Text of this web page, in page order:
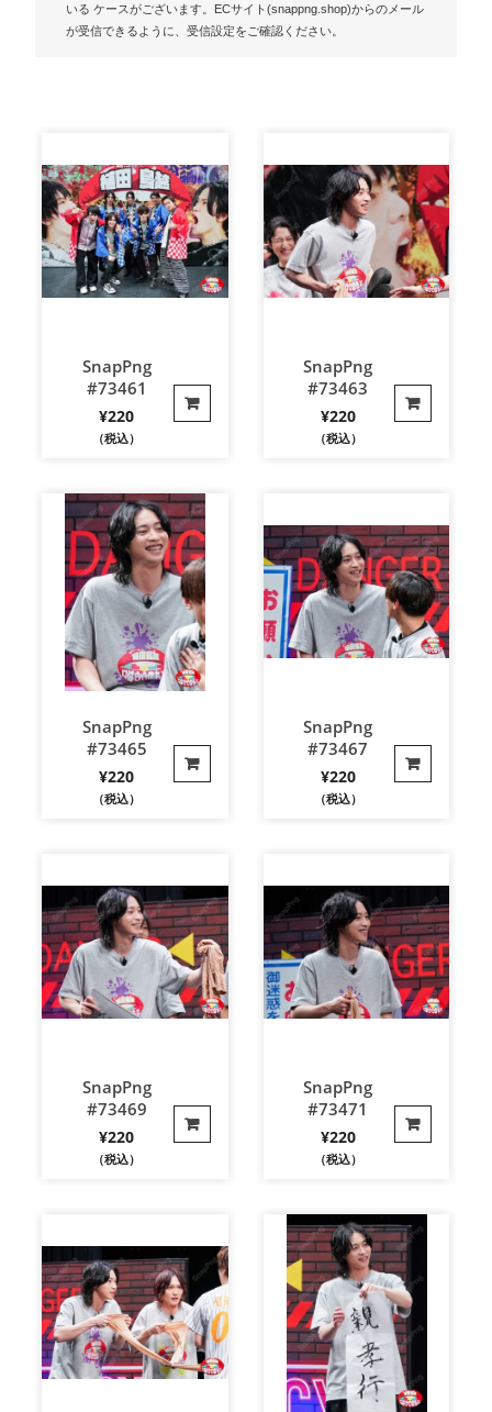
いる ケースがございます。ECサイト(snappng.shop)からのメール
が受信できるように、受信設定をご確認ください。
SnapPng
#73461
¥220
（税込）
SnapPng
#73463
¥220
（税込）
SnapPng
#73465
¥220
（税込）
SnapPng
#73467
¥220
（税込）
SnapPng
#73469
¥220
（税込）
SnapPng
#73471
¥220
（税込）